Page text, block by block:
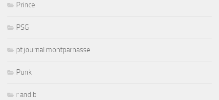
Prince
PSG
pt journal montparnasse
Punk
r and b